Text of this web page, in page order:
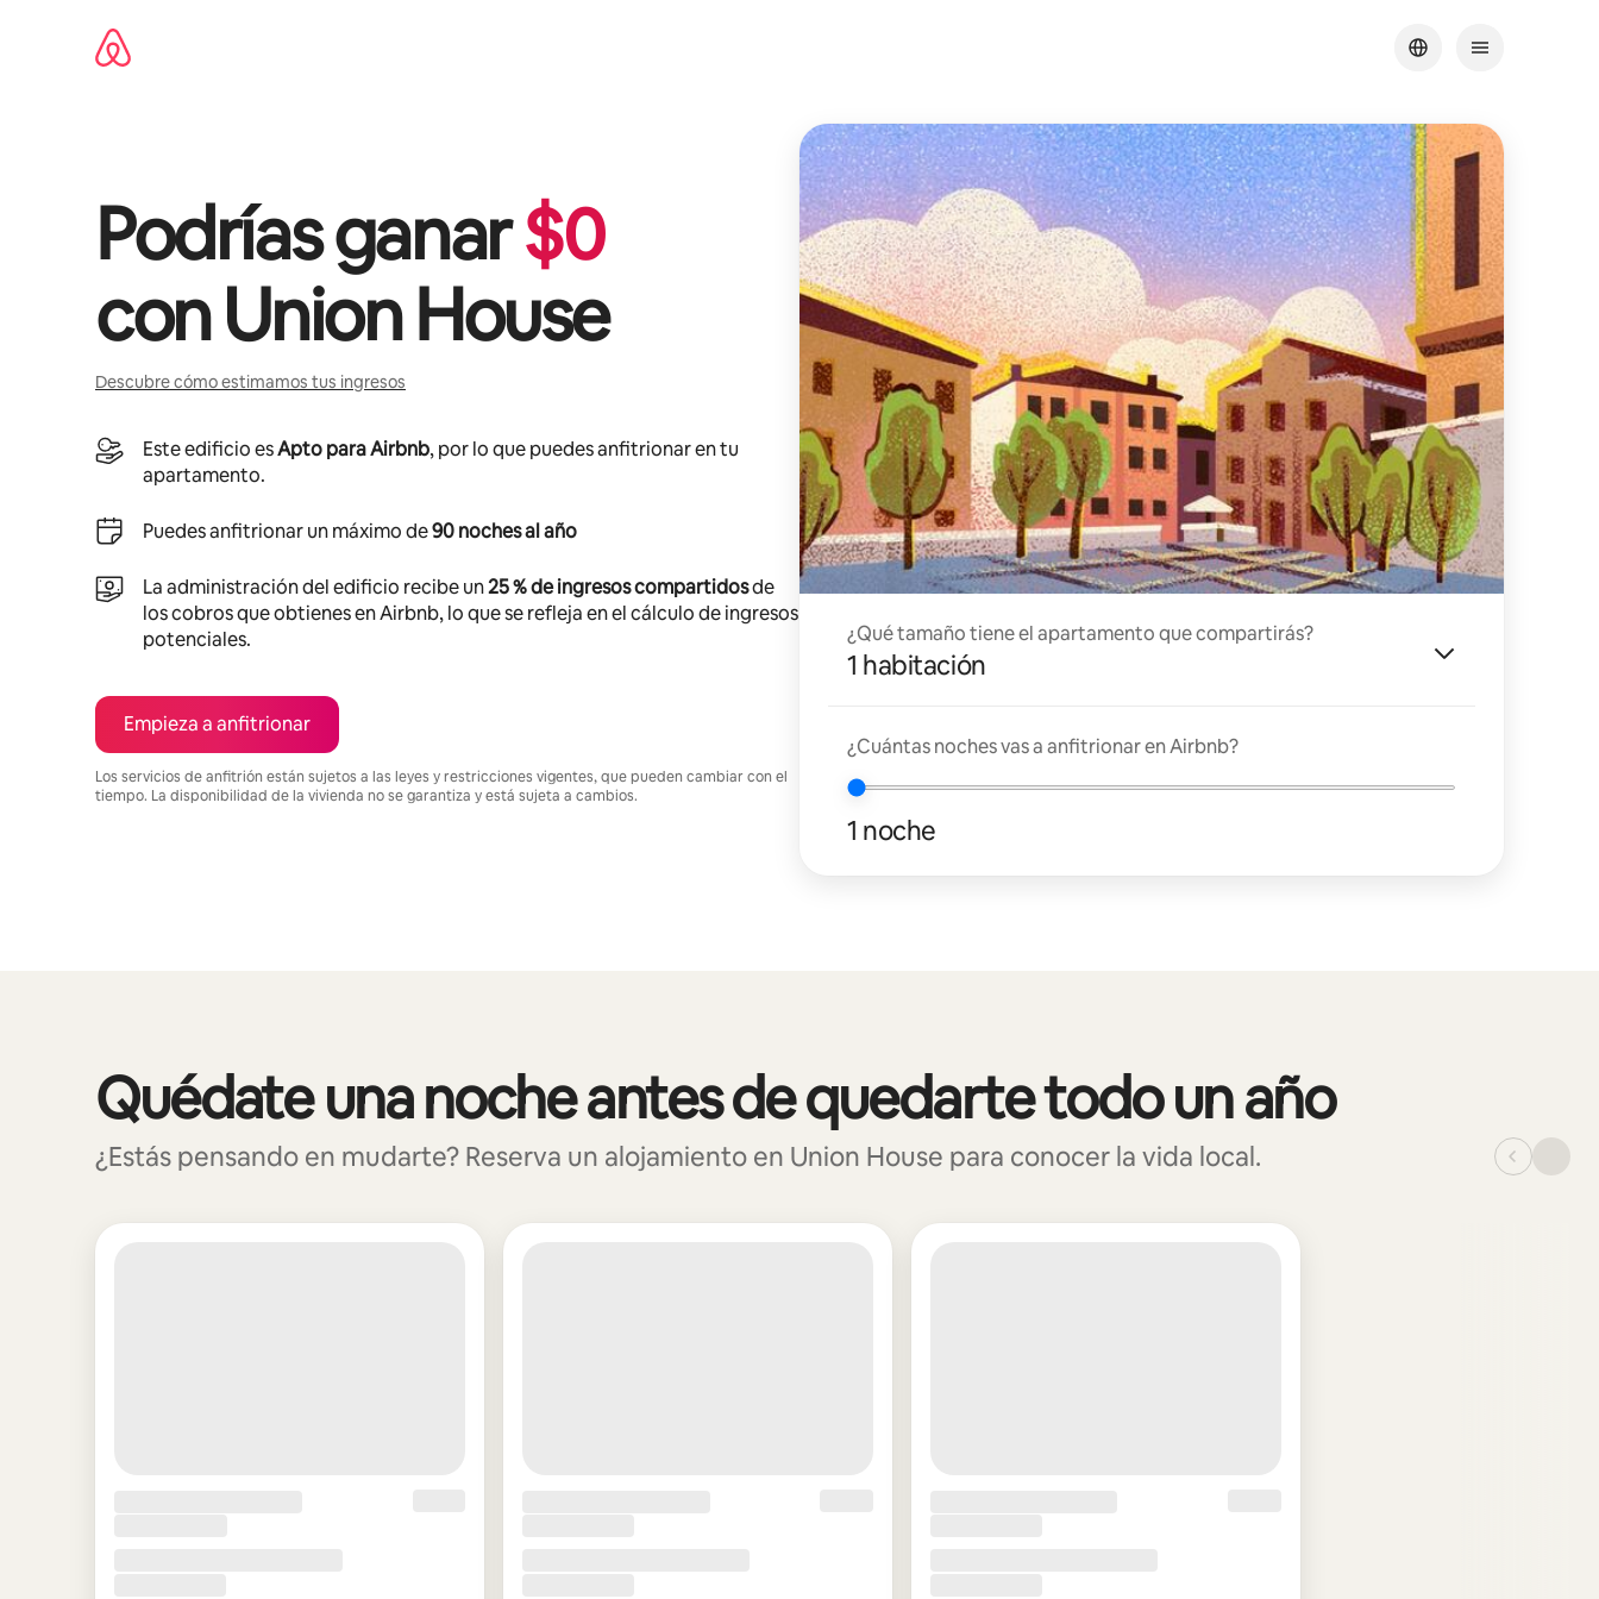
Podrías ganar$0
conUnion House
Descubre cómo estimamos tus ingresos
Este edificio esApto para Airbnb, por lo que puedes anfitrionar en tu
apartamento.
Puedes anfitrionar un máximo de90 noches al año
La administración del edificio recibe un25 % de ingresos compartidosde
los cobros que obtienes en Airbnb, lo que se refleja en el cálculo de ingresos
potenciales.
Empieza a anfitrionar
Los servicios de anfitrión están sujetos a las leyes y restricciones vigentes, que pueden cambiar con el
tiempo. La disponibilidad de la vivienda no se garantiza y está sujeta a cambios.
¿Qué tamaño tiene el apartamento que compartirás?
1 habitación
¿Cuántas noches vas a anfitrionar en Airbnb?
1 noche
Quédate una noche antes de quedarte todo un año
¿Estás pensando en mudarte? Reserva un alojamiento en Union House para conocer la vida local.
Se muestran0 de 0 elementos
_